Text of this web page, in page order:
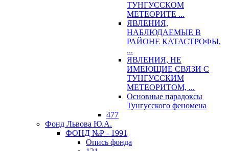
ТУНГУССКОМ
МЕТЕОРИТЕ ...
ЯВЛЕНИЯ,
НАБЛЮДАЕМЫЕ В
РАЙОНЕ КАТАСТРОФЫ,
...
ЯВЛЕНИЯ, НЕ
ИМЕЮЩИЕ СВЯЗИ С
ТУНГУССКИМ
МЕТЕОРИТОМ, ...
Основные парадоксы
Тунгусского феномена
477
Фонд Львова Ю.А.
ФОНД №Р - 1991
Опись фонда